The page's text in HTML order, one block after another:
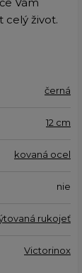
celý život.
černá
12 cm
kovaná ocel
nie
rukojeť
Victorinox